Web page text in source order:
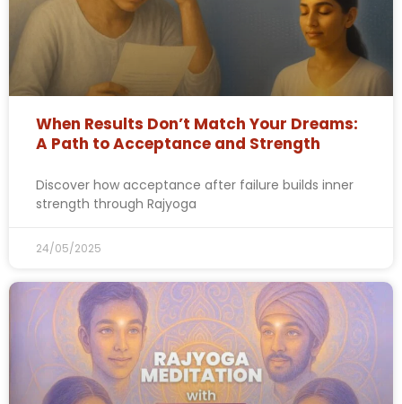
When Results Don’t Match Your Dreams:
A Path to Acceptance and Strength
Discover how acceptance after failure builds inner
strength through Rajyoga
24/05/2025